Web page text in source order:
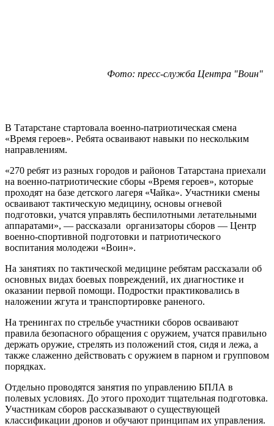
Фото: пресс-служба Центра "Воин"
В Татарстане стартовала военно-патриотическая смена
«Время героев». Ребята осваивают навыки по нескольким
направлениям.
«270 ребят из разных городов и районов Татарстана приехали
на военно-патриотические сборы «Время героев», которые
проходят на базе детского лагеря «Чайка». Участники смены
осваивают тактическую медицину, основы огневой
подготовки, учатся управлять беспилотными летательными
аппаратами», — рассказали организаторы сборов — Центр
военно-спортивной подготовки и патриотического
воспитания молодежи «Воин».
На занятиях по тактической медицине ребятам рассказали об
основных видах боевых повреждений, их диагностике и
оказании первой помощи. Подростки практиковались в
наложении жгута и транспортировке раненого.
На тренингах по стрельбе участники сборов осваивают
правила безопасного обращения с оружием, учатся правильно
держать оружие, стрелять из положений стоя, сидя и лежа, а
также слаженно действовать с оружием в парном и групповом
порядках.
Отдельно проводятся занятия по управлению БПЛА в
полевых условиях. До этого проходит тщательная подготовка.
Участникам сборов рассказывают о существующей
классификации дронов и обучают принципам их управления.